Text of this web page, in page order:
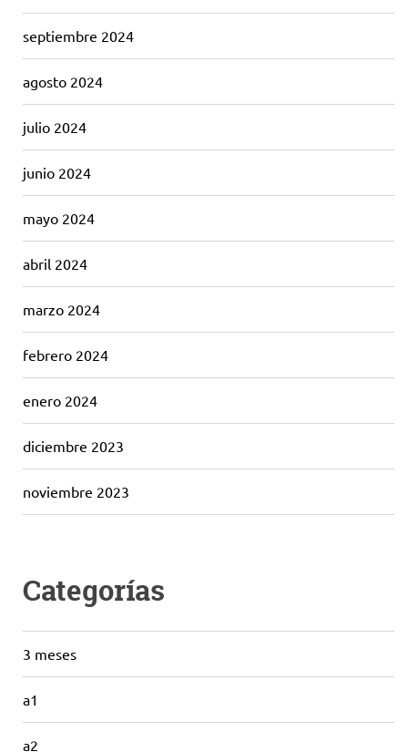
septiembre 2024
agosto 2024
julio 2024
junio 2024
mayo 2024
abril 2024
marzo 2024
febrero 2024
enero 2024
diciembre 2023
noviembre 2023
Categorías
3 meses
a1
a2